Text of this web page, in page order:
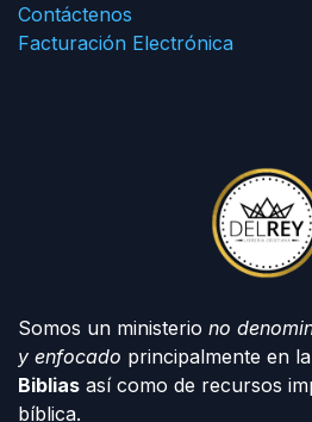
Contáctenos
Facturación Electrónica
Somos un ministerio no
y enfocado principalmente en la
Biblias así como de recursos
bíblica.